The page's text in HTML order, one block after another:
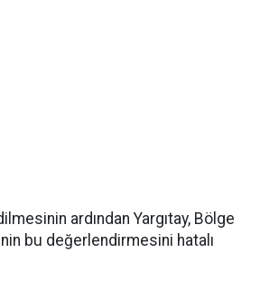
ardından Yargıtay, Bölge
bu değerlendirmesini hatalı